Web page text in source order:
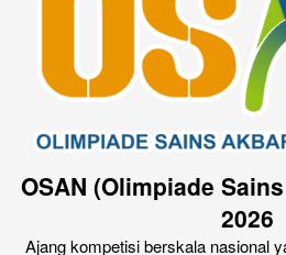
OSAN (Olimpiade
2026
Ajang kompetisi berskala nasional